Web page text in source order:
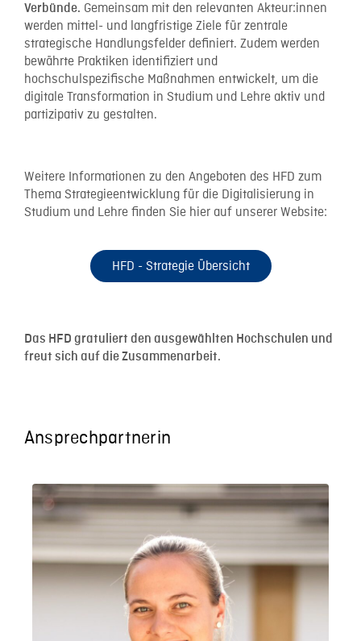
Verbünde. Gemeinsam mit den relevanten Akteur:innen
werden mittel- und langfristige Ziele für zentrale
strategische Handlungsfelder definiert. Zudem werden
bewährte Praktiken identifiziert und
hochschulspezifische Maßnahmen entwickelt, um die
digitale Transformation in Studium und Lehre aktiv und
partizipativ zu gestalten.
Weitere Informationen zu den Angeboten des HFD zum
Thema Strategieentwicklung für die Digitalisierung in
Studium und Lehre finden Sie hier auf unserer Website:
HFD - Strategie Übersicht
Das HFD gratuliert den ausgewählten Hochschulen und
freut sich auf die Zusammenarbeit.
Ansprechpartnerin